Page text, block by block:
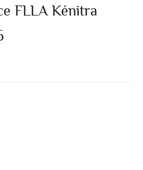
FLLA Kénitra